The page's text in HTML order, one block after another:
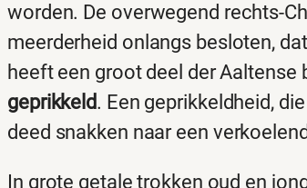
worden. De overwegend rechts-
meerderheid onlangs besloten,
heeft een groot deel der Aaltense
geprikkeld. Een geprikkeldheid,
deed snakken naar een
In grote getale trokken oud en